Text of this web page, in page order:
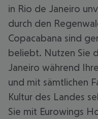
in Rio de Janeiro
durch den
Copacabana sind
beliebt. Nutzen Sie
Janeiro während
und mit sämtlichen
Kultur des Landes
Sie mit Eurowings